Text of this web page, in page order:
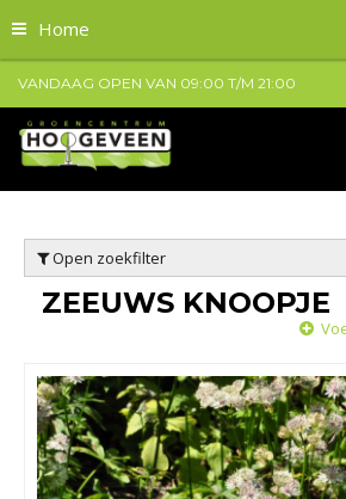
Home
VANDAAG OPEN VAN 09:00 T/M 21:00
Open zoekfilter
ZEEUWS KNOOPJE